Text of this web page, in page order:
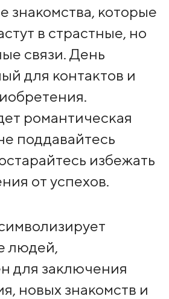
знакомства, которые
в страстные, но
связи. День
для контактов и
романтическая
поддавайтесь
избежать
от успехов.
людей,
для заключения
новых знакомств и